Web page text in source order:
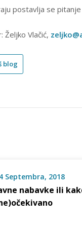
postavlja se
Željko Vlačić,
blog
Septembra, 2018
nabavke ili